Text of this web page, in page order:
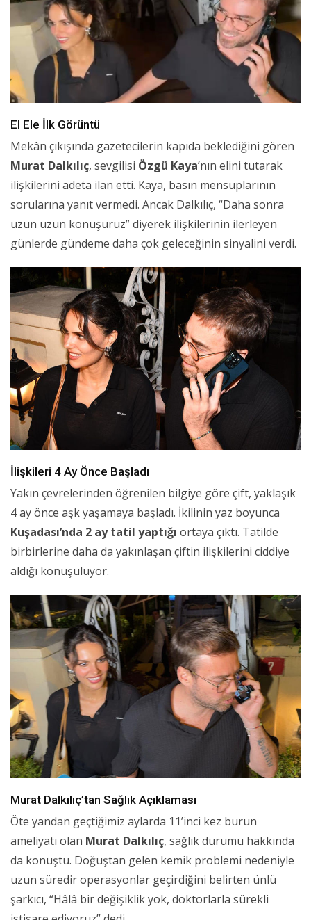
El Ele İlk Görüntü
Mekân çıkışında gazetecilerin kapıda beklediğini gören
Murat Dalkılıç, sevgilisi Özgü Kaya’nın elini tutarak
ilişkilerini adeta ilan etti. Kaya, basın mensuplarının
sorularına yanıt vermedi. Ancak Dalkılıç, “Daha sonra
uzun uzun konuşuruz” diyerek ilişkilerinin ilerleyen
günlerde gündeme daha çok geleceğinin sinyalini verdi.
İlişkileri 4 Ay Önce Başladı
Yakın çevrelerinden öğrenilen bilgiye göre çift, yaklaşık
4 ay önce aşk yaşamaya başladı. İkilinin yaz boyunca
Kuşadası’nda 2 ay tatil yaptığı ortaya çıktı. Tatilde
birbirlerine daha da yakınlaşan çiftin ilişkilerini ciddiye
aldığı konuşuluyor.
Murat Dalkılıç’tan Sağlık Açıklaması
Öte yandan geçtiğimiz aylarda 11’inci kez burun
ameliyatı olan Murat Dalkılıç, sağlık durumu hakkında
da konuştu. Doğuştan gelen kemik problemi nedeniyle
uzun süredir operasyonlar geçirdiğini belirten ünlü
şarkıcı, “Hâlâ bir değişiklik yok, doktorlarla sürekli